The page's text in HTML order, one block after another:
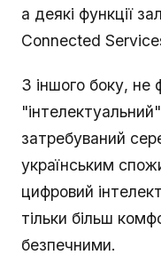
а деякі функції
Connected
З іншого боку, не
затребуваний
українським
цифровий
тільки більш
безпечними.